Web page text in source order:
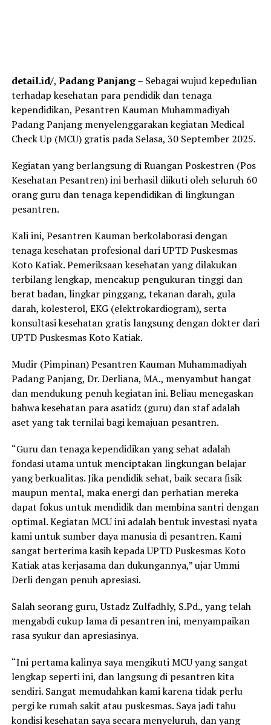
detail.id/, Padang Panjang– Sebagai wujud kepedulian
terhadap kesehatan para pendidik dan tenaga
kependidikan, Pesantren Kauman Muhammadiyah
Padang Panjang menyelenggarakan kegiatan Medical
Check Up (MCU) gratis pada Selasa, 30 September 2025.
Kegiatan yang berlangsung di Ruangan Poskestren (Pos
Kesehatan Pesantren) ini berhasil diikuti oleh seluruh 60
orang guru dan tenaga kependidikan di lingkungan
pesantren.
Kali ini, Pesantren Kauman berkolaborasi dengan
tenaga kesehatan profesional dari UPTD Puskesmas
Koto Katiak. Pemeriksaan kesehatan yang dilakukan
terbilang lengkap, mencakup pengukuran tinggi dan
berat badan, lingkar pinggang, tekanan darah, gula
darah, kolesterol, EKG (elektrokardiogram), serta
konsultasi kesehatan gratis langsung dengan dokter dari
UPTD Puskesmas Koto Katiak.
Mudir (Pimpinan) Pesantren Kauman Muhammadiyah
Padang Panjang, Dr. Derliana, MA., menyambut hangat
dan mendukung penuh kegiatan ini. Beliau menegaskan
bahwa kesehatan para asatidz (guru) dan staf adalah
aset yang tak ternilai bagi kemajuan pesantren.
“Guru dan tenaga kependidikan yang sehat adalah
fondasi utama untuk menciptakan lingkungan belajar
yang berkualitas. Jika pendidik sehat, baik secara fisik
maupun mental, maka energi dan perhatian mereka
dapat fokus untuk mendidik dan membina santri dengan
optimal. Kegiatan MCU ini adalah bentuk investasi nyata
kami untuk sumber daya manusia di pesantren. Kami
sangat berterima kasih kepada UPTD Puskesmas Koto
Katiak atas kerjasama dan dukungannya,” ujar Ummi
Derli dengan penuh apresiasi.
Salah seorang guru, Ustadz Zulfadhly, S.Pd., yang telah
mengabdi cukup lama di pesantren ini, menyampaikan
rasa syukur dan apresiasinya.
“Ini pertama kalinya saya mengikuti MCU yang sangat
lengkap seperti ini, dan langsung di pesantren kita
sendiri. Sangat memudahkan kami karena tidak perlu
pergi ke rumah sakit atau puskesmas. Saya jadi tahu
kondisi kesehatan saya secara menyeluruh, dan yang